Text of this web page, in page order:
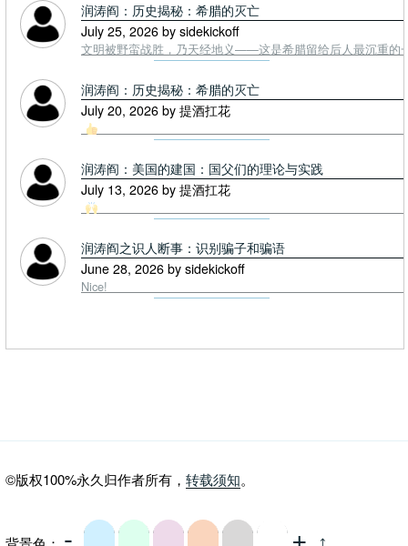
润涛阎：历史揭秘：希腊的灭亡
July 25, 2026 by sidekickoff
文明被野蛮战胜，乃天经地义——这是希腊留给后人最沉重的
润涛阎：历史揭秘：希腊的灭亡
July 20, 2026 by 提酒扛花
润涛阎：美国的建国：国父们的理论与实践
July 13, 2026 by 提酒扛花
润涛阎之识人断事：识别骗子和骗语
June 28, 2026 by sidekickoff
Nice!
©版权100%永久归作者所有， 转载须知。
- +